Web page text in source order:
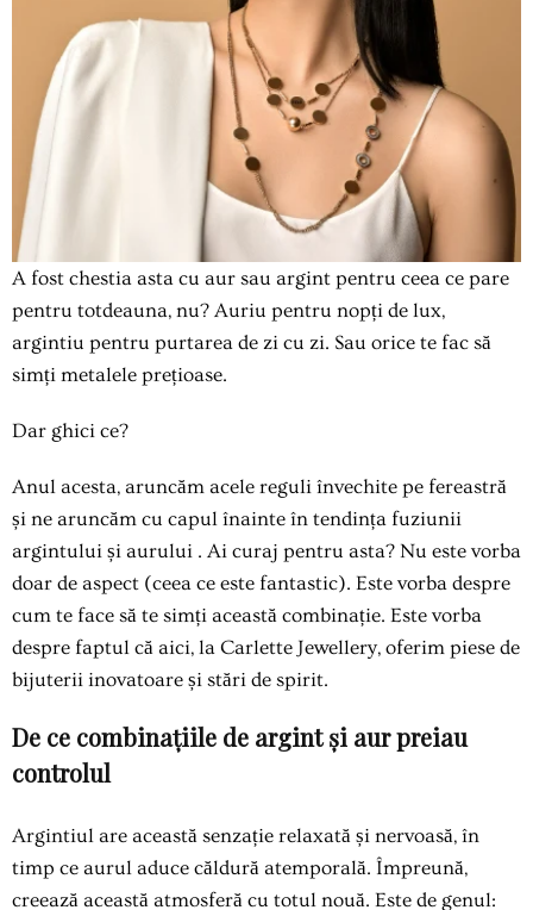
A fost chestia asta cu aur sau argint pentru ceea ce pare
pentru totdeauna, nu? Auriu pentru nopți de lux,
argintiu pentru purtarea de zi cu zi. Sau orice te fac să
simți metalele prețioase.
Dar ghici ce?
Anul acesta, aruncăm acele reguli învechite pe fereastră
și ne aruncăm cu capul înainte în tendința fuziunii
argintului și aurului . Ai curaj pentru asta? Nu este vorba
doar de aspect (ceea ce este fantastic). Este vorba despre
cum te face să te simți această combinație. Este vorba
despre faptul că aici, la Carlette Jewellery, oferim piese de
bijuterii inovatoare și stări de spirit.
De ce combinațiile de argint și aur preiau
controlul
Argintiul are această senzație relaxată și nervoasă, în
timp ce aurul aduce căldură atemporală. Împreună,
creează această atmosferă cu totul nouă. Este de genul: